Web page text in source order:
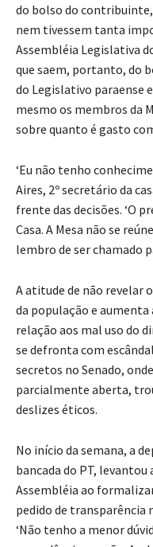
do bolso do
nem tivessem tanta
Assembléia Legislativa
que saem, portanto, do
do Legislativo paraense
mesmo os membros da
sobre quanto é gasto
‘Eu não tenho
Aires, 2º secretário da
frente das decisões. ‘O
Casa. A Mesa não se
lembro de ser chamado
A atitude de não revelar
da população e aumenta
relação aos mal uso do
se defronta com
secretos no Senado,
parcialmente aberta,
deslizes éticos.
No início da semana, a
bancada do PT,
Assembléia ao
pedido de transparência
‘Não tenho a menor